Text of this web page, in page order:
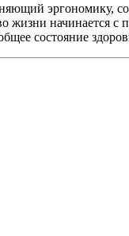
эргономику,
начинается с
состояние